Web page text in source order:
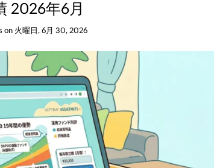
2026年6月
on 火曜日, 6月 30, 2026